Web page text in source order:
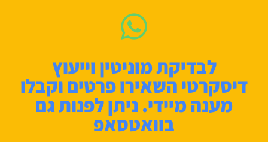
לבדיקת מוניטין וייעוץ
דיסקרטי השאירו פרטים וקבלו
מענה מיידי. ניתן לפנות גם
בוואטסאפ